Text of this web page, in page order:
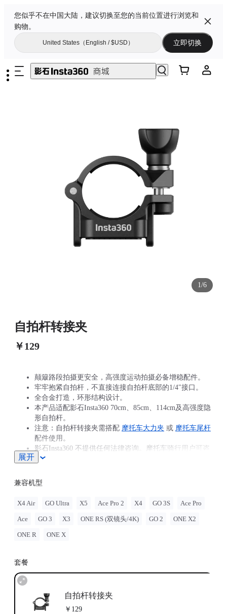
您似乎不在中国大陆，建议切换至您的当前位置进行浏览和
购物。
United States（English / $USD） 立即切换
1/6
自拍杆转接夹
￥129
颠簸路段拍摄更安全，高强度运动拍摄必备增稳配件。
牢牢抱紧自拍杆，不直接连接自拍杆底部的1/4"接口。
全合金打造，环形结构设计。
本产品适配影石Insta360 70cm、85cm、114cm及高强度隐
形自拍杆。
注意：自拍杆转接夹需搭配 摩托车大力夹 或 摩托车尾杆
配件使用。
影石Insta360 不提供任何法律咨询。摩托车骑行用户可咨
询相关专业人士，以获得道路使用和交通法规的指导。使
品使用不当引发的任何法律问题，影石Insta360 概不负
展开
兼容机型
X4 Air GO Ultra X5 Ace Pro 2 X4 GO 3S Ace Pro
Ace GO 3 X3 ONE RS (双镜头/4K) GO 2 ONE X2
ONE R ONE X
套餐
自拍杆转接夹
￥129